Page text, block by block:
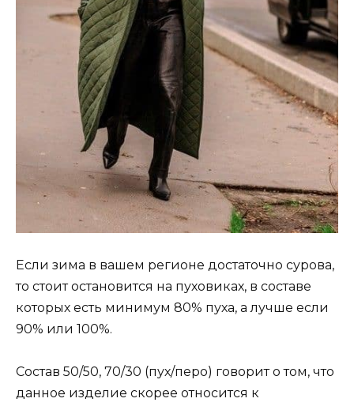
Если зима в вашем регионе достаточно сурова,
то стоит остановится на пуховиках, в составе
которых есть минимум 80% пуха, а лучше если
90% или 100%.
Состав 50/50, 70/30 (пух/перо) говорит о том, что
данное изделие скорее относится к